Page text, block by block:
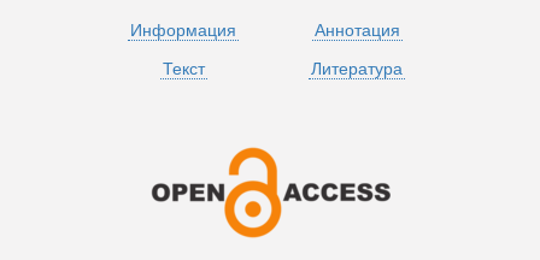
Информация
Аннотация
Текст
Литература